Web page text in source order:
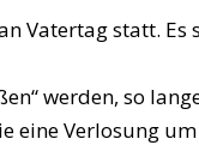
Vatertag statt.
werden, so
Verlosung